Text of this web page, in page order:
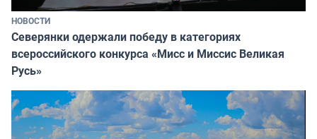
НОВОСТИ
Северянки одержали победу в категориях
всероссийского конкурса «Мисс и Миссис Великая
Русь»